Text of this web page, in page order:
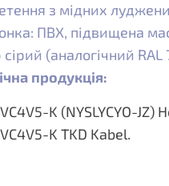
з мідних
ПВХ, підвищена
сірий (аналогічний RAL
продукція:
K (NYSLYCYO-JZ)
K TKD Kabel.